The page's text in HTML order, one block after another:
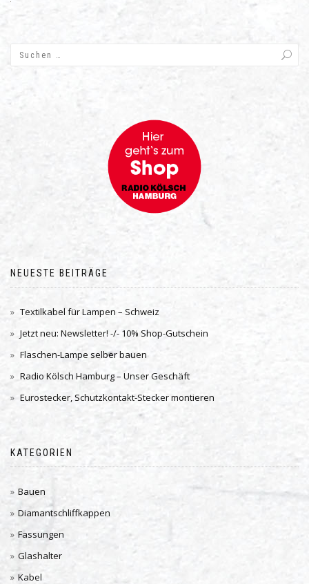
NEUESTE BEITRÄGE
Textilkabel für Lampen – Schweiz
Jetzt neu: Newsletter! -/- 10% Shop-Gutschein
Flaschen-Lampe selber bauen
Radio Kölsch Hamburg – Unser Geschäft
Eurostecker, Schutzkontakt-Stecker montieren
KATEGORIEN
Bauen
Diamantschliffkappen
Fassungen
Glashalter
Kabel